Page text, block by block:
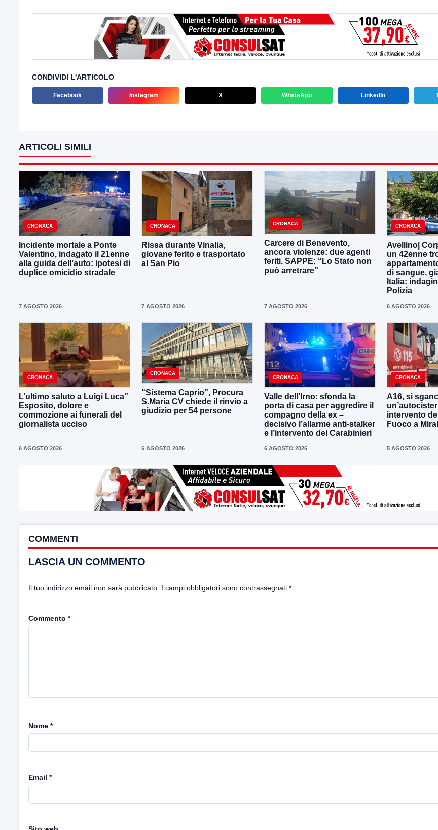
CONDIVIDI L'ARTICOLO
Facebook Instagram X WhatsApp LinkedIn
ARTICOLI SIMILI
CRONACA
Incidente mortale a Ponte
Valentino, indagato il 21enne
alla guida dell’auto: ipotesi di
duplice omicidio stradale
7 AGOSTO 2026
CRONACA
Rissa durante Vinalia,
giovane ferito e trasportato
al San Pio
7 AGOSTO 2026
CRONACA
Carcere di Benevento,
ancora violenze: due agenti
feriti. SAPPE: “Lo Stato non
può arretrare”
7 AGOSTO 2026
CRONACA
Avellino|
un 42enne
di sangue,
Italia:
Polizia
6 AGOSTO 2026
CRONACA
L’ultimo saluto a Luigi Luca”
Esposito, dolore e
commozione ai funerali del
giornalista ucciso
6 AGOSTO 2026
CRONACA
“Sistema Caprio”, Procura
S.Maria CV chiede il rinvio a
giudizio per 54 persone
6 AGOSTO 2026
CRONACA
Valle dell’Irno: sfonda la
porta di casa per aggredire il
compagno della ex –
decisivo l’allarme anti-stalker
e l’intervento dei Carabinieri
6 AGOSTO 2026
CRONACA
A16, si
intervento
Fuoco a
5 AGOSTO 2026
COMMENTI
LASCIA UN COMMENTO
Il tuo indirizzo email non sarà pubblicato. I campi obbligatori sono contrassegnati *
Commento *
Nome *
Email *